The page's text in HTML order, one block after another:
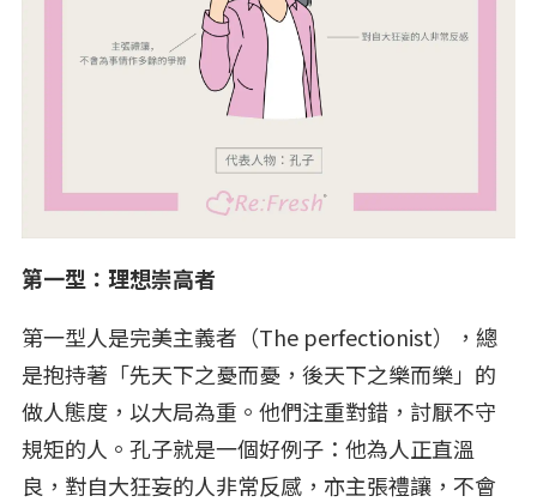
第一型：理想崇高者
第一型人是完美主義者（The perfectionist），總
是抱持著「先天下之憂而憂，後天下之樂而樂」的
做人態度，以大局為重。他們注重對錯，討厭不守
規矩的人。孔子就是一個好例子：他為人正直溫
良，對自大狂妄的人非常反感，亦主張禮讓，不會